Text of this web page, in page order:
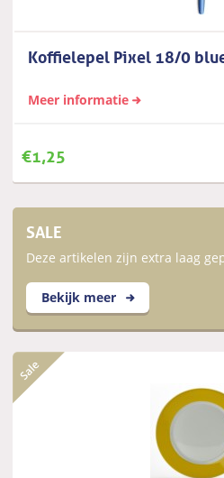
Koffielepel Pixel 18/0
Meer informatie
€1,25
SALE
Deze artikelen zijn extra laag
Bekijk meer